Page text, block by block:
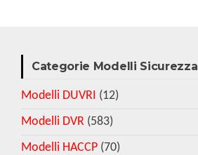
Categorie Modelli Sicurezza
Modelli DUVRI (12)
Modelli DVR (583)
Modelli HACCP (70)